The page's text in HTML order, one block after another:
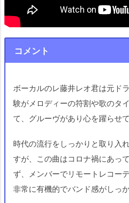
コメント
ボーカルのレ藤井レオ君は元ド
験がメロディーの符割や歌のタ
て、グルーヴがあり心を躍らせ
時代の流行をしっかりと取り入
すが、この曲はコロナ禍にあっ
ず、メンバーでリモートレコー
非常に有機的でバンド感がしっ